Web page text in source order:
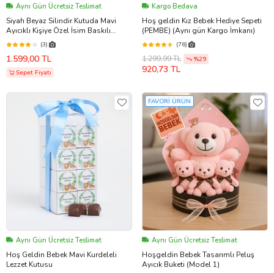
Aynı Gün Ücretsiz Teslimat
Siyah Beyaz Silindir Kutuda Mavi
Ayıcıklı Kişiye Özel İsim Baskılı
Premium Mavi Balon Kutusu
Yenidoğan Hoşgeldin Erkek Bebek
Balon Kutusu
(3)
1.599,00 TL
Sepet Fiyatı
Kargo Bedava
Hoş geldin Kız Bebek Hediye Sepeti
(PEMBE) (Aynı gün Kargo İmkanı)
(76)
1.299,99 TL %29
920,73 TL
Aynı Gün Ücretsiz Teslimat
Hoş Geldin Bebek Mavi Kurdeleli
Lezzet Kutusu
FAVORİ ÜRÜN
Aynı Gün Ücretsiz Teslimat
Hoşgeldin Bebek Tasarımlı Peluş
Ayıcık Buketi (Model 1)